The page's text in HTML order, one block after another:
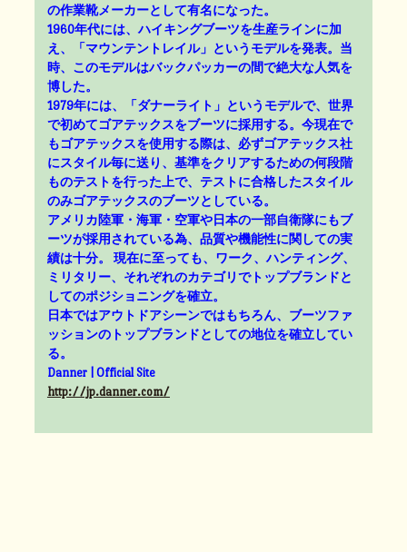
の作業靴メーカーとして有名になった。
1960年代には、ハイキングブーツを生産ラインに加
え、「マウンテントレイル」というモデルを発表。当
時、このモデルはバックパッカーの間で絶大な人気を
博した。
1979年には、「ダナーライト」というモデルで、世界
で初めてゴアテックスをブーツに採用する。今現在で
もゴアテックスを使用する際は、必ずゴアテックス社
にスタイル毎に送り、基準をクリアするための何段階
ものテストを行った上で、テストに合格したスタイル
のみゴアテックスのブーツとしている。
アメリカ陸軍・海軍・空軍や日本の一部自衛隊にもブ
ーツが採用されている為、品質や機能性に関しての実
績は十分。 現在に至っても、ワーク、ハンティング、
ミリタリー、それぞれのカテゴリでトップブランドと
してのポジショニングを確立。
日本ではアウトドアシーンではもちろん、ブーツファ
ッションのトップブランドとしての地位を確立してい
る。
Danner | Official Site
http://jp.danner.com/